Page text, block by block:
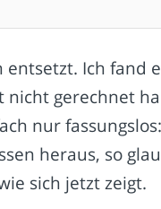
Ich fand
nicht gerechnet
nur
heraus, so
sich jetzt zeigt.